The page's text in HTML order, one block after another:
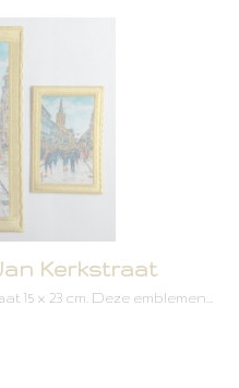
Kerkstraat
x 23 cm. Deze emblemen…